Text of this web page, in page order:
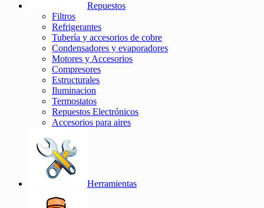
Repuestos
Filtros
Refrigerantes
Tubería y accesorios de cobre
Condensadores y evaporadores
Motores y Accesorios
Compresores
Estructurales
Iluminacion
Termostatos
Repuestos Electrónicos
Accesorios para aires
Herramientas